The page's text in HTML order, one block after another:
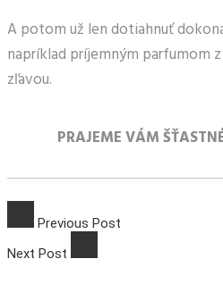
A potom už len dotiahnuť
napríklad príjemným parfumom z
zľavou.
PRAJEME VÁM
Previous Post
Next Post